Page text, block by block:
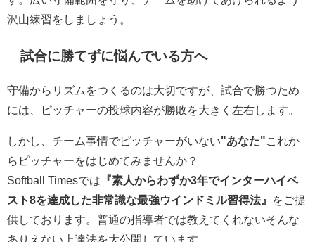
沢山練習をしましょう。
試合に勝てずに悩んでいる方へ
守備からリズムをつくるのは大切ですが、試合で勝つため
には、ピッチャーの投球内容が勝敗を大きく左右します。
しかし、チーム事情でピッチャーがいない"あなた" これか
らピッチャーをはじめてみませんか？
Softball Timesでは 『素人からわずか3年でインターハイベ
スト8を達成した非常識な最強ウインドミル習得法』
をご提
供しております。普通の指導者では教えてくれないそんな
ありえない上達法を大公開しています。